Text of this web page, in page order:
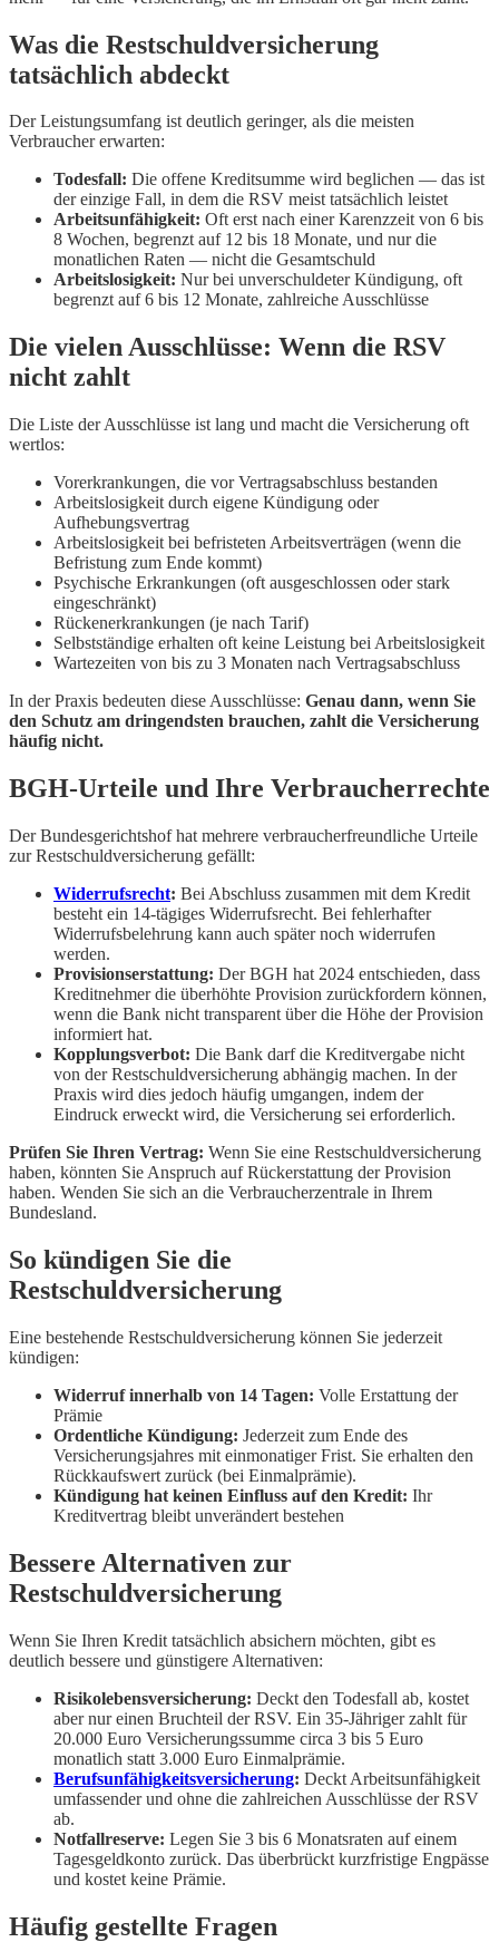
Was die Restschuldversicherung
tatsächlich abdeckt
Der Leistungsumfang ist deutlich geringer, als die meisten
Verbraucher erwarten:
Todesfall: Die offene Kreditsumme wird beglichen — das ist
der einzige Fall, in dem die RSV meist tatsächlich leistet
Arbeitsunfähigkeit: Oft erst nach einer Karenzzeit von 6 bis
8 Wochen, begrenzt auf 12 bis 18 Monate, und nur die
monatlichen Raten — nicht die Gesamtschuld
Arbeitslosigkeit: Nur bei unverschuldeter Kündigung, oft
begrenzt auf 6 bis 12 Monate, zahlreiche Ausschlüsse
Die vielen Ausschlüsse: Wenn die RSV
nicht zahlt
Die Liste der Ausschlüsse ist lang und macht die Versicherung oft
wertlos:
Vorerkrankungen, die vor Vertragsabschluss bestanden
Arbeitslosigkeit durch eigene Kündigung oder
Aufhebungsvertrag
Arbeitslosigkeit bei befristeten Arbeitsverträgen (wenn die
Befristung zum Ende kommt)
Psychische Erkrankungen (oft ausgeschlossen oder stark
eingeschränkt)
Rückenerkrankungen (je nach Tarif)
Selbstständige erhalten oft keine Leistung bei Arbeitslosigkeit
Wartezeiten von bis zu 3 Monaten nach Vertragsabschluss
In der Praxis bedeuten diese Ausschlüsse: Genau dann, wenn Sie
den Schutz am dringendsten brauchen, zahlt die Versicherung
häufig nicht.
BGH-Urteile und Ihre Verbraucherrechte
Der Bundesgerichtshof hat mehrere verbraucherfreundliche Urteile
zur Restschuldversicherung gefällt:
Widerrufsrecht: Bei Abschluss zusammen mit dem Kredit
besteht ein 14-tägiges Widerrufsrecht. Bei fehlerhafter
Widerrufsbelehrung kann auch später noch widerrufen
werden.
Provisionserstattung: Der BGH hat 2024 entschieden, dass
Kreditnehmer die überhöhte Provision zurückfordern können,
wenn die Bank nicht transparent über die Höhe der Provision
informiert hat.
Kopplungsverbot: Die Bank darf die Kreditvergabe nicht
von der Restschuldversicherung abhängig machen. In der
Praxis wird dies jedoch häufig umgangen, indem der
Eindruck erweckt wird, die Versicherung sei erforderlich.
Prüfen Sie Ihren Vertrag: Wenn Sie eine Restschuldversicherung
haben, könnten Sie Anspruch auf Rückerstattung der Provision
haben. Wenden Sie sich an die Verbraucherzentrale in Ihrem
Bundesland.
So kündigen Sie die
Restschuldversicherung
Eine bestehende Restschuldversicherung können Sie jederzeit
kündigen:
Widerruf innerhalb von 14 Tagen: Volle Erstattung der
Prämie
Ordentliche Kündigung: Jederzeit zum Ende des
Versicherungsjahres mit einmonatiger Frist. Sie erhalten den
Rückkaufswert zurück (bei Einmalprämie).
Kündigung hat keinen Einfluss auf den Kredit: Ihr
Kreditvertrag bleibt unverändert bestehen
Bessere Alternativen zur
Restschuldversicherung
Wenn Sie Ihren Kredit tatsächlich absichern möchten, gibt es
deutlich bessere und günstigere Alternativen:
Risikolebensversicherung: Deckt den Todesfall ab, kostet
aber nur einen Bruchteil der RSV. Ein 35-Jähriger zahlt für
20.000 Euro Versicherungssumme circa 3 bis 5 Euro
monatlich statt 3.000 Euro Einmalprämie.
Berufsunfähigkeitsversicherung: Deckt Arbeitsunfähigkeit
umfassender und ohne die zahlreichen Ausschlüsse der RSV
ab.
Notfallreserve: Legen Sie 3 bis 6 Monatsraten auf einem
Tagesgeldkonto zurück. Das überbrückt kurzfristige Engpässe
und kostet keine Prämie.
Häufig gestellte Fragen